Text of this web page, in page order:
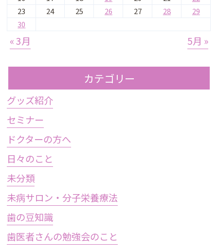
23
24 25 26 27 28
29
30
« 3月 5月 »
カテゴリー
グッズ紹介
セミナー
ドクターの方へ
日々のこと
未分類
未病サロン・分子栄養療法
歯の豆知識
歯医者さんの勉強会のこと